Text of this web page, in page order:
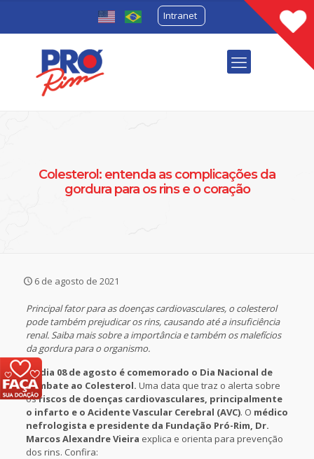
Intranet
Colesterol: entenda as complicações da
gordura para os rins e o coração
6 de agosto de 2021
Principal fator para as doenças cardiovasculares, o colesterol
pode também prejudicar os rins, causando até a insuficiência
renal. Saiba mais sobre a importância e também os malefícios
da gordura para o organismo.
Nodia 08 de agosto é comemorado o Dia Nacional de
Combate ao Colesterol. Uma data que traz o alerta sobre
osriscos de doenças cardiovasculares, principalmente
o infarto e o Acidente Vascular Cerebral (AVC). O médico
nefrologista e presidente da Fundação Pró-Rim, Dr.
Marcos Alexandre Vieira explica e orienta para prevenção
dos rins. Confira: